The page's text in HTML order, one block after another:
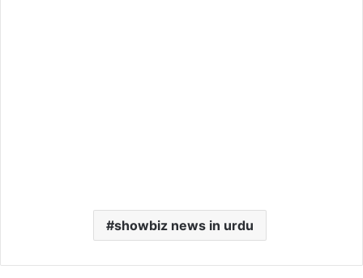
showbiz news in urdu